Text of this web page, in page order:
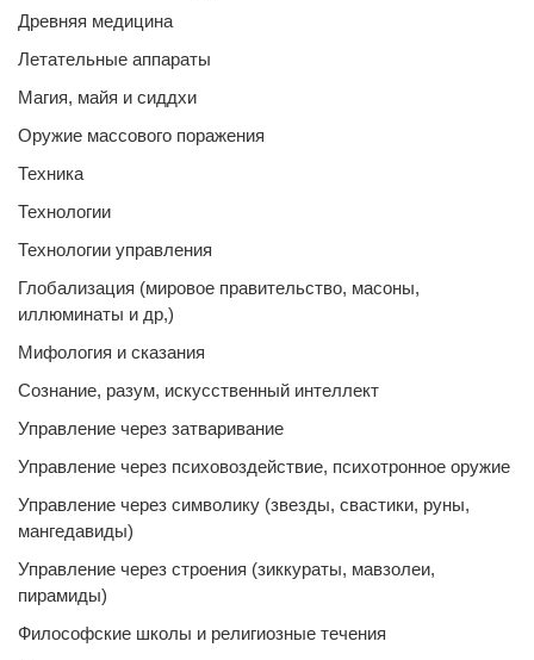
Древняя медицина
Летательные аппараты
Магия, майя и сиддхи
Оружие массового поражения
Техника
Технологии
Технологии управления
Глобализация (мировое правительство, масоны,
иллюминаты и др,)
Мифология и сказания
Сознание, разум, искусственный интеллект
Управление через затваривание
Управление через психовоздействие, психотронное оружие
Управление через символику (звезды, свастики, руны,
мангедавиды)
Управление через строения (зиккураты, мавзолеи,
пирамиды)
Философские школы и религиозные течения